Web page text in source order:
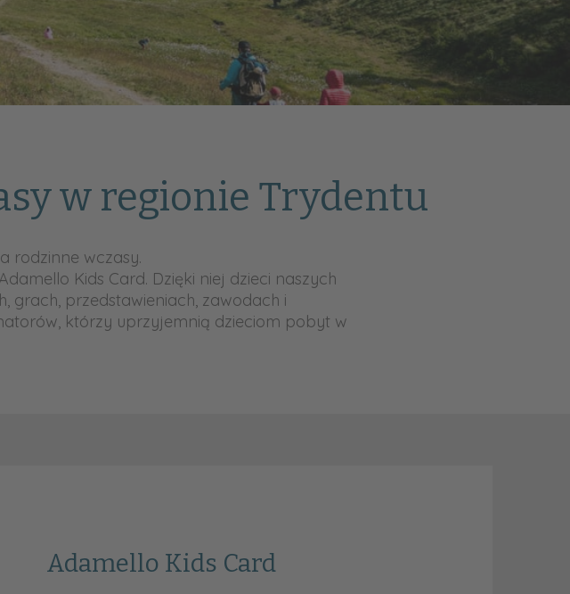
w regionie Trydentu
rodzinne wczasy.
Kids Card. Dzięki niej dzieci naszych
grach, przedstawieniach, zawodach i
którzy uprzyjemnią dzieciom pobyt w
Adamello Kids Card